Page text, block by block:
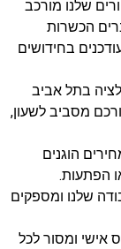
שלנו מורכב
הכשרות
בחידושים
בתל אביב
מסביב לשעון,
הוגנים
הפתעות.
שלנו ומספקים
אישי ומסור לכל